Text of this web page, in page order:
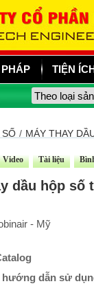
TIỆN
/ MÁY THAY
Video Tài liệu
dầu hộp số
- Mỹ
hướng dẫn sử